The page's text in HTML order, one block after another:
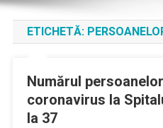
ETICHETĂ:
Numărul
coronavirus la
la 37